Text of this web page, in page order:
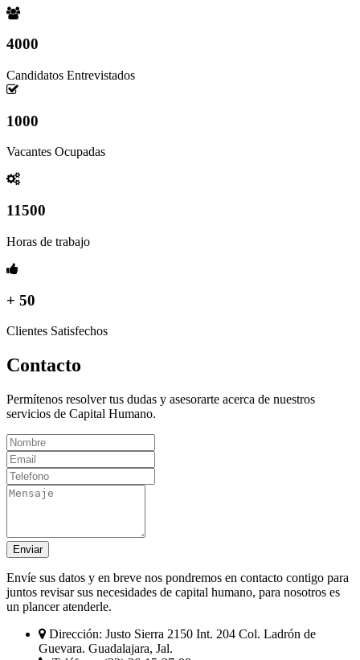
4000
Candidatos Entrevistados
1000
Vacantes Ocupadas
11500
Horas de trabajo
+ 50
Clientes Satisfechos
Contacto
Permítenos resolver tus dudas y asesorarte acerca de nuestros
servicios de Capital Humano.
Enviar
Envíe sus datos y en breve nos pondremos en contacto contigo para
juntos revisar sus necesidades de capital humano, para nosotros es
un plancer atenderle.
Dirección: Justo Sierra 2150 Int. 204 Col. Ladrón de
Guevara. Guadalajara, Jal.